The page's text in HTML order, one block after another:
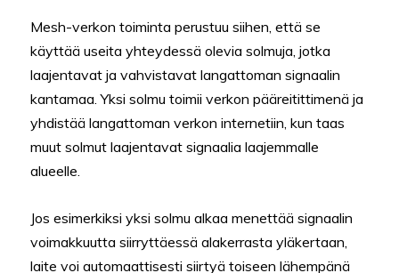
Mesh-verkon toiminta perustuu siihen, että se
käyttää useita yhteydessä olevia solmuja, jotka
laajentavat ja vahvistavat langattoman signaalin
kantamaa. Yksi solmu toimii verkon pääreitittimenä ja
yhdistää langattoman verkon internetiin, kun taas
muut solmut laajentavat signaalia laajemmalle
alueelle.
Jos esimerkiksi yksi solmu alkaa menettää signaalin
voimakkuutta siirryttäessä alakerrasta yläkertaan,
laite voi automaattisesti siirtyä toiseen lähempänä